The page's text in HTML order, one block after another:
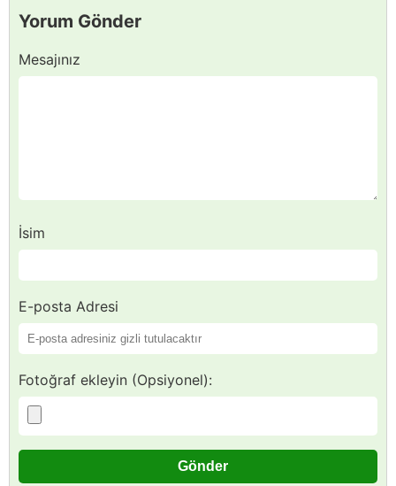
Yorum Gönder
Mesajınız
İsim
E-posta Adresi
Fotoğraf ekleyin (Opsiyonel):